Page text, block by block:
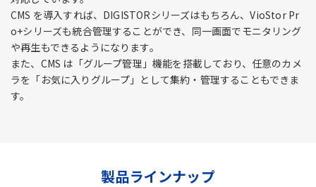
CMS を導入すれば、DIGISTORシリーズはもちろん、VioStor Pr
o+シリーズも統合管理することができ、同一画面でモニタリング
や再生もできるようになります。
また、CMS は「グループ管理」機能を搭載しており、任意のカメ
ラを「お気に入りグループ」として集約・管理することもできま
す。
製品ラインナップ